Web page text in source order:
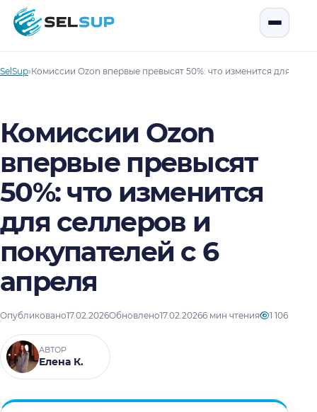
SelSup
SelSup›Комиссии Ozon впервые превысят 50%: что изменится для
Комиссии Ozon
впервые превысят
50%: что изменится
для селлеров и
покупателей с 6
апреля
Опубликовано17.02.2026Обновлено17.02.20266 мин чтения 1 106
АВТОР
Елена К.